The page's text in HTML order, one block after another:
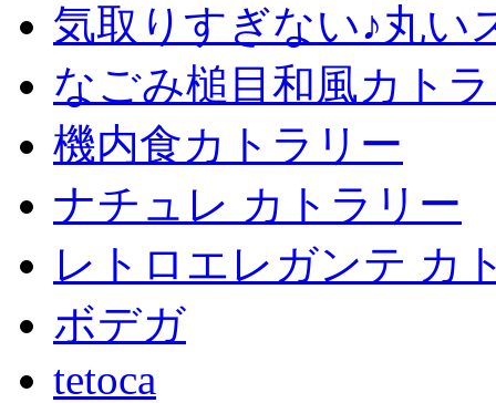
気取りすぎない♪丸い
なごみ槌目和風カト
機内食カトラリー
ナチュレ カトラリー
レトロエレガンテ カ
ボデガ
tetoca